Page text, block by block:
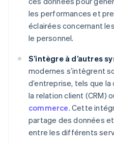
les performances et
éclairées concernant
le personnel.
S’intègre à d’autres
modernes s’intègrent
d’entreprise, tels que
la relation client (CRM)
commerce. Cette
partage des données
entre les différents